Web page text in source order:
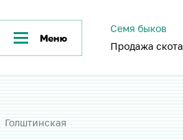
Меню
Семя быков
Продажа скота
Голштинская